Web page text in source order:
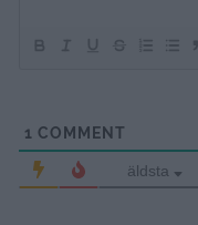
1 COMMENT
äldsta